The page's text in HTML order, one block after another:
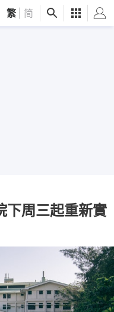
繁 简
下周三起重新實